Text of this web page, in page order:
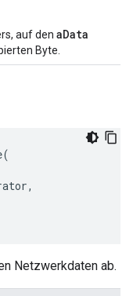
auf den aData
Byte.
(
,
Netzwerkdaten ab.